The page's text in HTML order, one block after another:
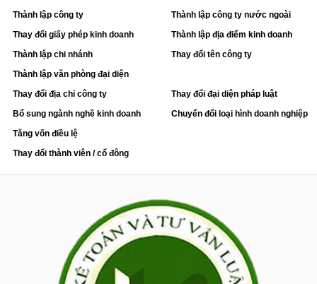
Thành lập công ty
Thay đổi giấy phép kinh doanh
Thành lập chi nhánh
Thành lập văn phòng đại diện
Thành lập công ty nước ngoài
Thành lập địa điểm kinh doanh
Thay đổi tên công ty
Thay đổi địa chỉ công ty
Bổ sung ngành nghề kinh doanh
Tăng vốn điều lệ
Thay đổi thành viên / cổ đông
Thay đổi đại diện pháp luật
Chuyển đổi loại hình doanh nghiệp